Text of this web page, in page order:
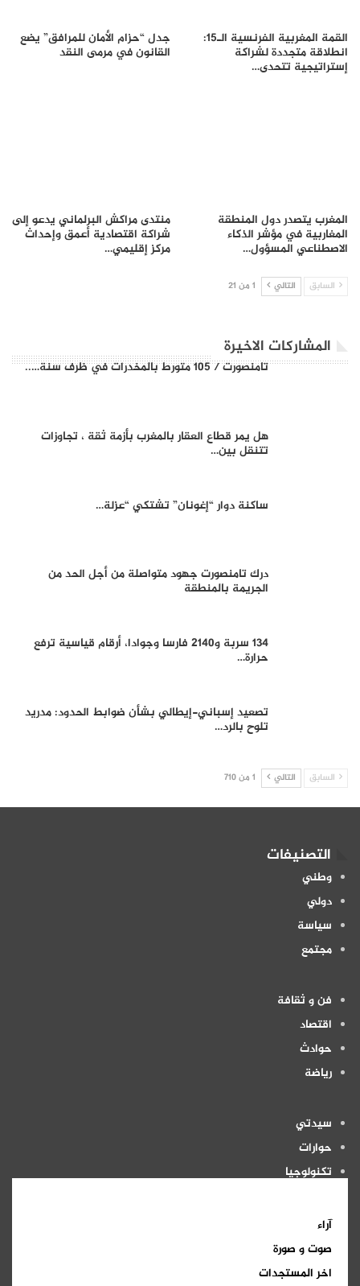
القمة المغربية الفرنسية الـ15:
انطلاقة متجددة لشراكة
إستراتيجية تتحدى…
جدل “حزام الأمان للمرافق” يضع
القانون في مرمى النقد
المغرب يتصدر دول المنطقة
المغاربية في مؤشر الذكاء
الاصطناعي المسؤول…
منتدى مراكش البرلماني يدعو إلى
شراكة اقتصادية أعمق وإحداث
مركز إقليمي…
السابق التالي 1 من 21
المشاركات الاخيرة
تامنصورت / 105 متورط بالمخدرات في ظرف سنة…..
هل يمر ​قطاع العقار بالمغرب بأزمة ثقة ، تجاوزات
تتنقل بين…
ساكنة دوار “إغونان” تشتكي “عزلة…
درك تامنصورت جهود متواصلة من أجل الحد من
الجريمة بالمنطقة
134 سربة و2140 فارسا وجوادا، أرقام قياسية ترفع
حرارة…
تصعيد إسباني-إيطالي بشأن ضوابط الحدود: مدريد
تلوح بالرد…
السابق التالي 1 من 710
التصنيفات
وطني
دولي
سياسة
مجتمع
فن و ثقافة
اقتصاد
حوادث
رياضة
سيدتي
حوارات
تكنولوجيا
آراء
صوت و صورة
اخر المستجدات